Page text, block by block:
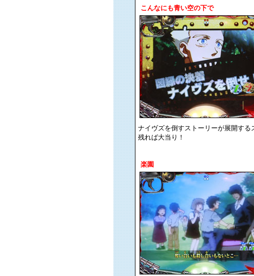
こんなにも青い空の下で
ナイヴズを倒すストーリーが展開す
残れば大当り！
楽園